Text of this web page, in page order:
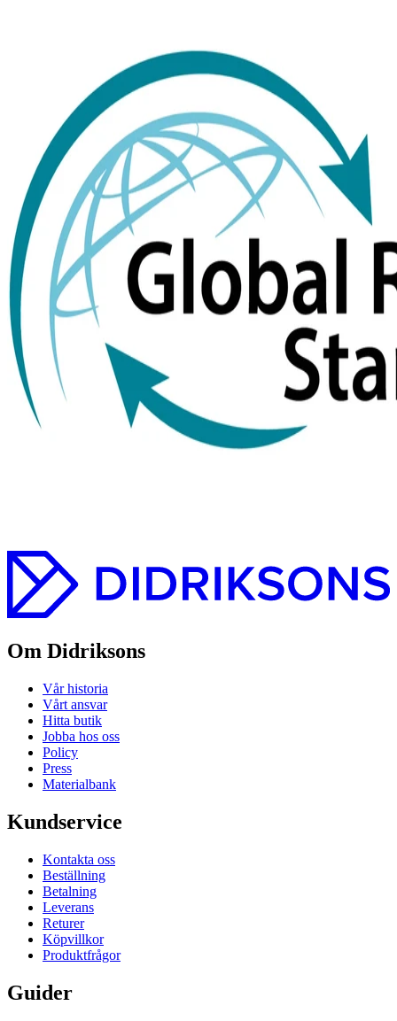
Om Didriksons
Vår historia
Vårt ansvar
Hitta butik
Jobba hos oss
Policy
Press
Materialbank
Kundservice
Kontakta oss
Beställning
Betalning
Leverans
Returer
Köpvillkor
Produktfrågor
Guider